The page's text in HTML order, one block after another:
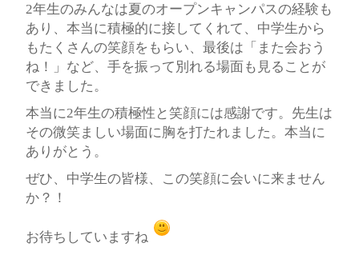
2年生のみんなは夏のオープンキャンパスの経験も
あり、本当に積極的に接してくれて、中学生から
もたくさんの笑顔をもらい、最後は「また会おう
ね！」など、手を振って別れる場面も見ることが
できました。
本当に2年生の積極性と笑顔には感謝です。先生は
その微笑ましい場面に胸を打たれました。本当に
ありがとう。
ぜひ、中学生の皆様、この笑顔に会いに来ません
か？！
お待ちしていますね